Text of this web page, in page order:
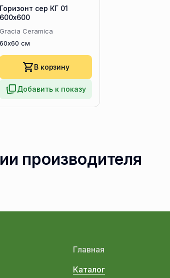
Горизонт сер КГ 01
600х600
Gracia Ceramica
60x60 см
В корзину
Добавить к показу
производителя
Главная
Каталог